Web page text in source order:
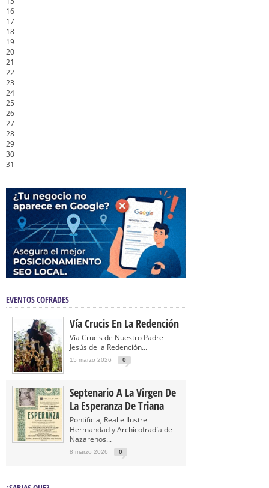
16
17
18
19
20
21
22
23
24
25
26
27
28
29
30
31
EVENTOS COFRADES
Vía Crucis En La Redención
Vía Crucis de Nuestro Padre
Jesús de la Redención...
15 marzo 2026 0
Septenario A La Virgen De
La Esperanza De Triana
Pontificia, Real e Ilustre
Hermandad y Archicofradía de
Nazarenos...
8 marzo 2026 0